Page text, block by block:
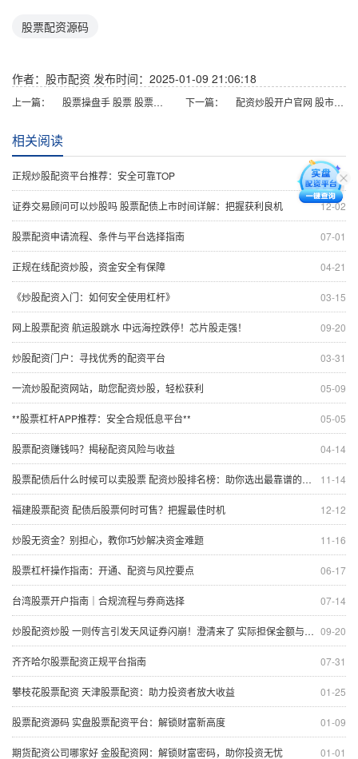
股票配资源码
作者：股市配资 发布时间：2025-01-09 21:06:18
上一篇： 股票操盘手 股票 股票配资网：安全可靠的配资平台，助力您的投资之路 下一篇： 配资炒股开户官网 股市配资指南：如何合理配资，稳健获利
相关阅读
06-22
正规炒股配资平台推荐：安全可靠TOP
12-02
证券交易顾问可以炒股吗 股票配债上市时间详解：把握获利良机
07-01
股票配资申请流程、条件与平台选择指南
04-21
正规在线配资炒股，资金安全有保障
03-15
《炒股配资入门：如何安全使用杠杆》
09-20
网上股票配资 航运股跳水 中远海控跌停！芯片股走强！
03-31
炒股配资门户：寻找优秀的配资平台
05-09
一流炒股配资网站，助您配资炒股，轻松获利
05-05
**股票杠杆APP推荐：安全合规低息平台**
04-14
股票配资赚钱吗？揭秘配资风险与收益
11-14
股票配债后什么时候可以卖股票 配资炒股排名榜：助你选出最靠谱的平台
12-12
福建股票配资 配债后股票何时可售？把握最佳时机
11-16
炒股无资金？别担心，教你巧妙解决资金难题
06-17
股票杠杆操作指南：开通、配资与风控要点
07-14
台湾股票开户指南｜合规流程与券商选择
09-20
炒股配资炒股 一则传言引发天风证券闪崩！澄清来了 实际担保金额与传闻相差甚远
07-31
齐齐哈尔股票配资正规平台指南
01-25
攀枝花股票配资 天津股票配资：助力投资者放大收益
01-09
股票配资源码 实盘股票配资平台：解锁财富新高度
01-01
期货配资公司哪家好 金股配资网：解锁财富密码，助你投资无忧